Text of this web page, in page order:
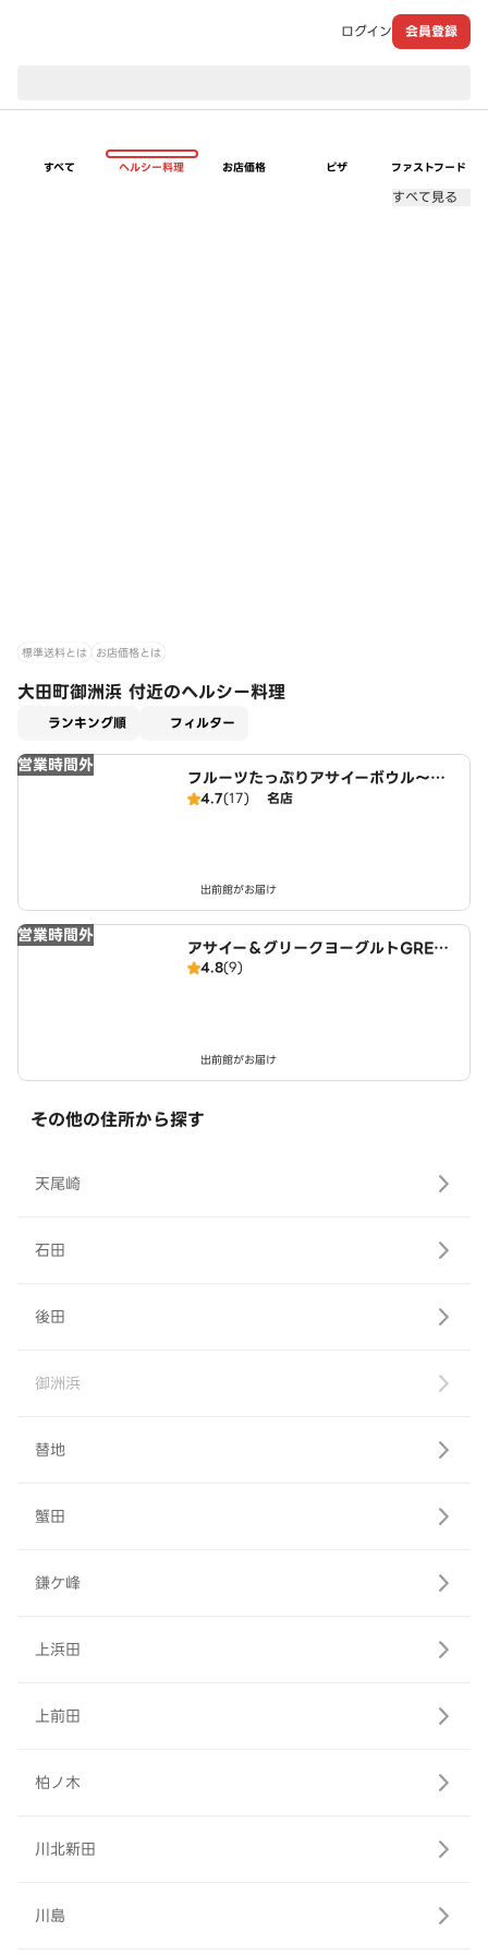
ログイン 会員登録
すべて ヘルシー料理 お店価格 ピザ ファストフード
すべて見る
標準送料とは お店価格とは
大田町御洲浜 付近のヘルシー料理
ランキング順 フィルター
営業時間外
フルーツたっぷりアサイーボウル～ワ
イキキ・ボウルズ 東海店
4.7(17) 名店
出前館がお届け
営業時間外
アサイー＆グリークヨーグルトGREEK
SPOON 東海店
4.8(9)
出前館がお届け
その他の住所から探す
天尾崎
石田
後田
御洲浜
替地
蟹田
鎌ケ峰
上浜田
上前田
柏ノ木
川北新田
川島